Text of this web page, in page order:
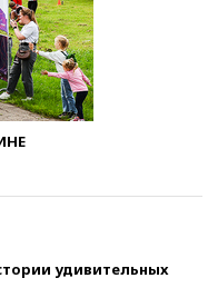
удивительных